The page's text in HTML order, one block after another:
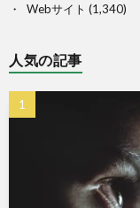
Webサイト (1,340)
人気の記事